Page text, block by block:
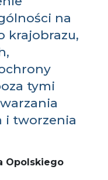
na
krajobrazu,
tymi
i tworzenia
Opolskiego